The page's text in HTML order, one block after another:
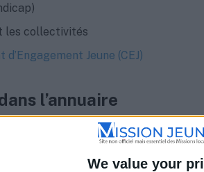
We value your
les collectivités
d’Engagement Jeune (CEJ)
l’annuaire
leurs informations utiles :
des services.